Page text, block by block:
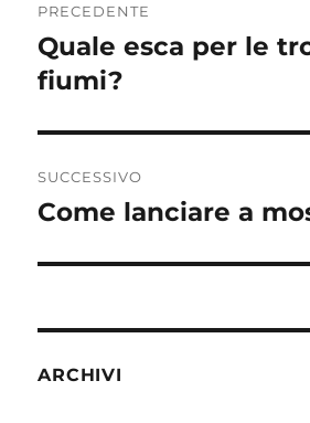
articoli
PRECEDENTE
Articolo
precedente:
Quale esca per le
fiumi?
SUCCESSIVO
Articolo
Come lanciare a
ARCHIVI